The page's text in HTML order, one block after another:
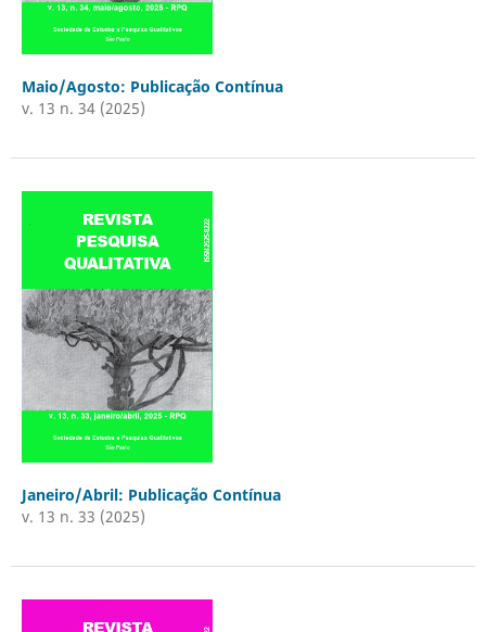
Maio/Agosto: Publicação Contínua
v. 13 n. 34 (2025)
Janeiro/Abril: Publicação Contínua
v. 13 n. 33 (2025)